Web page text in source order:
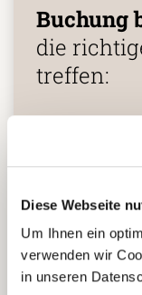
Diese Webseite
Um Ihnen ein
verwenden wir
in unseren
Buchung
die
treffen:
25
2